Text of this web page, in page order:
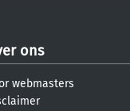
ons
webmasters